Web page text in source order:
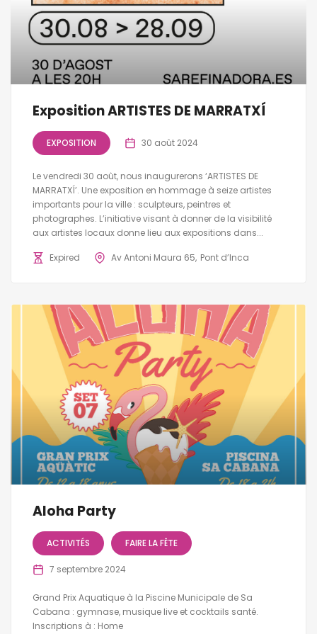
Exposition ARTISTES DE MARRATXÍ
EXPOSITION 30 août 2024
Le vendredi 30 août, nous inaugurerons ‘ARTISTES DE
MARRATXÍ’. Une exposition en hommage à seize artistes
importants pour la ville : sculpteurs, peintres et
photographes. L’initiative visant à donner de la visibilité
aux artistes locaux donne lieu aux expositions dans...
Expired Av Antoni Maura 65 Pont d’Inca
Aloha Party
ACTIVITÉS FAIRE LA FÊTE
7 septembre 2024
Grand Prix Aquatique à la Piscine Municipale de Sa
Cabana : gymnase, musique live et cocktails santé.
Inscriptions à : Home